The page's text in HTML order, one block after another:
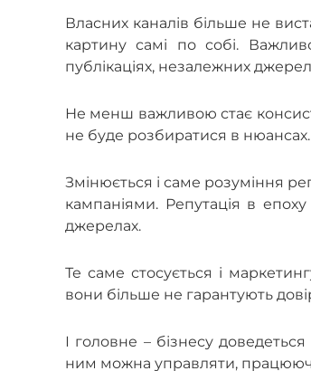
Власних каналів більше не
картину самі по собі.
публікаціях, незалежних
Не менш важливою стає
не буде розбиратися в
Змінюється і саме розуміння
кампаніями. Репутація в
джерелах.
Те саме стосується і
вони більше не гарантують
І головне – бізнесу
ним можна управляти,